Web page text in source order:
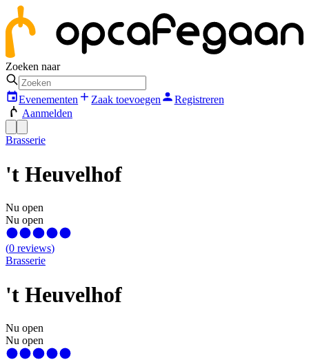
Zoeken naar
Evenementen Zaak toevoegen
Registreren
Aanmelden
Brasserie
't Heuvelhof
Nu open
Nu open
(0 reviews)
Brasserie
't Heuvelhof
Nu open
Nu open